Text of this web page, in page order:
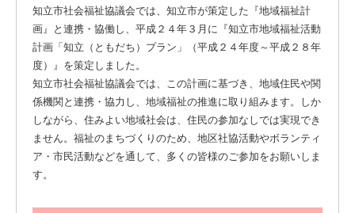
知立市社会福祉協議会では、知立市が策定した『地域福祉計
画』と連携・協働し、平成２４年３月に『知立市地域福祉活動
計画「知立（ともだち）プラン」（平成２４年度～平成２８年
度）』を策定しました。
知立市社会福祉協議会では、この計画に基づき、地域住民や関
係機関と連携・協力し、地域福祉の推進に取り組みます。しか
しながら、住みよい地域社会は、住民の参加なしでは実現でき
ません。福祉のまちづくりのため、地区社協活動やボランティ
ア・市民活動などを通して、多くの皆様のご参加をお願いしま
す。